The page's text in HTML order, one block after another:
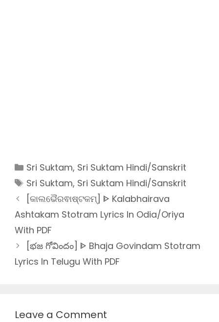
Categories
Sri Suktam, Sri Suktam Hindi/Sanskrit
Tags
Sri Suktam, Sri Suktam Hindi/Sanskrit
[କାଲଭୈରଵାଷ୍ଟକମ୍] ᐈ Kalabhairava
Ashtakam Stotram Lyrics In Odia/Oriya
With PDF
[భజ గోవిందం] ᐈ Bhaja Govindam Stotram
Lyrics In Telugu With PDF
Leave a Comment